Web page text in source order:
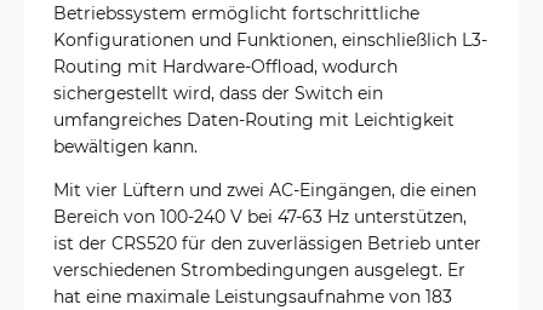
Betriebssystem ermöglicht fortschrittliche
Konfigurationen und Funktionen, einschließlich L3-
Routing mit Hardware-Offload, wodurch
sichergestellt wird, dass der Switch ein
umfangreiches Daten-Routing mit Leichtigkeit
bewältigen kann.
Mit vier Lüftern und zwei AC-Eingängen, die einen
Bereich von 100-240 V bei 47-63 Hz unterstützen,
ist der CRS520 für den zuverlässigen Betrieb unter
verschiedenen Strombedingungen ausgelegt. Er
hat eine maximale Leistungsaufnahme von 183